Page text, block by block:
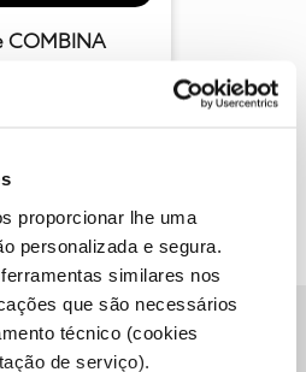
proporcionar lhe uma
personalizada e segura.
similares nos
que são necessários
técnico (cookies
de serviço).
COMBINA
de junho